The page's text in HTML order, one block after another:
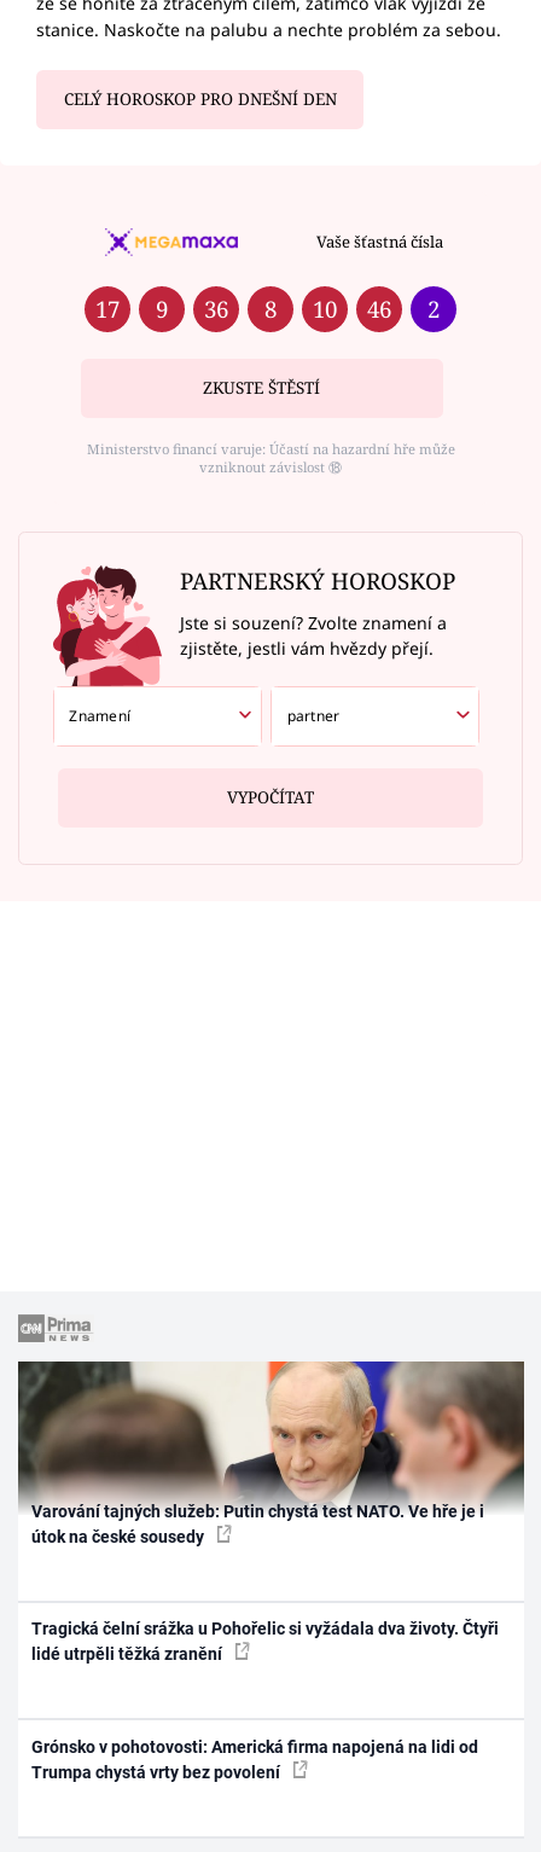
stanice. Naskočte na palubu a nechte problém za sebou.
CELÝ HOROSKOP PRO DNEŠNÍ DEN
Vaše šťastná čísla
17 9 36 8 10 46 2
ZKUSTE ŠTĚSTÍ
Ministerstvo financí varuje: Účastí na hazardní hře může
vzniknout závislost ⑱
PARTNERSKÝ HOROSKOP
Jste si souzení? Zvolte znamení a
zjistěte, jestli vám hvězdy přejí.
VYPOČÍTAT
Varování tajných služeb: Putin chystá test NATO. Ve hře je i
útok na české sousedy
Tragická čelní srážka u Pohořelic si vyžádala dva životy. Čtyři
lidé utrpěli těžká zranění
Grónsko v pohotovosti: Americká firma napojená na lidi od
Trumpa chystá vrty bez povolení